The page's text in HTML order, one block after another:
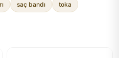
saç bandı toka